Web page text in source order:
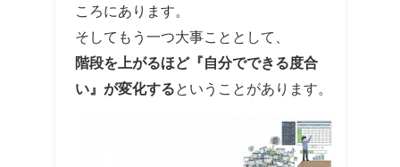
ころにあります。
そしてもう一つ大事こととして、
階段を上がるほど『自分でできる度合
い』が変化するということがあります。